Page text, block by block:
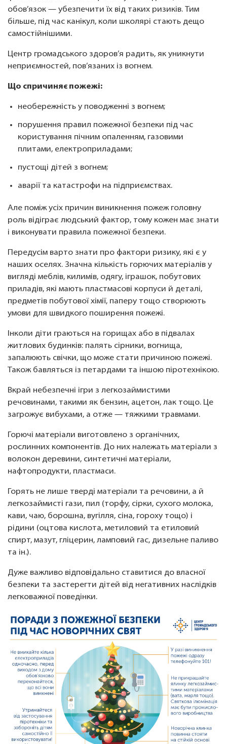
обов’язок — убезпечити їх від таких ризиків. Тим
більше, під час канікул, коли школярі стають дещо
самостійнішими.
Центр громадського здоров’я радить, як уникнути
неприємностей, пов’язаних із вогнем.
Що спричиняє пожежі:
необережність у поводженні з вогнем;
порушення правил пожежної безпеки під час
користування пічним опаленням, газовими
плитами, електроприладами;
пустощі дітей з вогнем;
аварії та катастрофи на підприємствах.
Але поміж усіх причин виникнення пожеж головну
роль відіграє людський фактор, тому кожен має знати
і виконувати правила пожежної безпеки.
Передусім варто знати про фактори ризику, які є у
наших оселях. Значна кількість горючих матеріалів у
вигляді меблів, килимів, одягу, іграшок, побутових
приладів, які мають пластмасові корпуси й деталі,
предметів побутової хімії, паперу тощо створюють
умови для швидкого поширення пожежі.
Інколи діти граються на горищах або в підвалах
житлових будинків: палять сірники, вогнища,
запалюють свічки, що може стати причиною пожежі.
Також бавляться із петардами та іншою піротехнікою.
Вкрай небезпечні ігри з легкозаймистими
речовинами, такими як бензин, ацетон, лак тощо. Це
загрожує вибухами, а отже — тяжкими травмами.
Горючі матеріали виготовлено з органічних,
рослинних компонентів. До них належать матеріали з
волокон деревини, синтетичні матеріали,
нафтопродукти, пластмаси.
Горять не лише тверді матеріали та речовини, а й
легкозаймисті гази, пил (торфу, сірки, сухого молока,
кави, чаю, борошна, вугілля, сіна, гороху тощо) і
рідини (оцтова кислота, метиловий та етиловий
спирт, мазут, гліцерин, ламповий гас, дизельне паливо
та ін.).
Дуже важливо відповідально ставитися до власної
безпеки та застерегти дітей від негативних наслідків
легковажної поведінки.